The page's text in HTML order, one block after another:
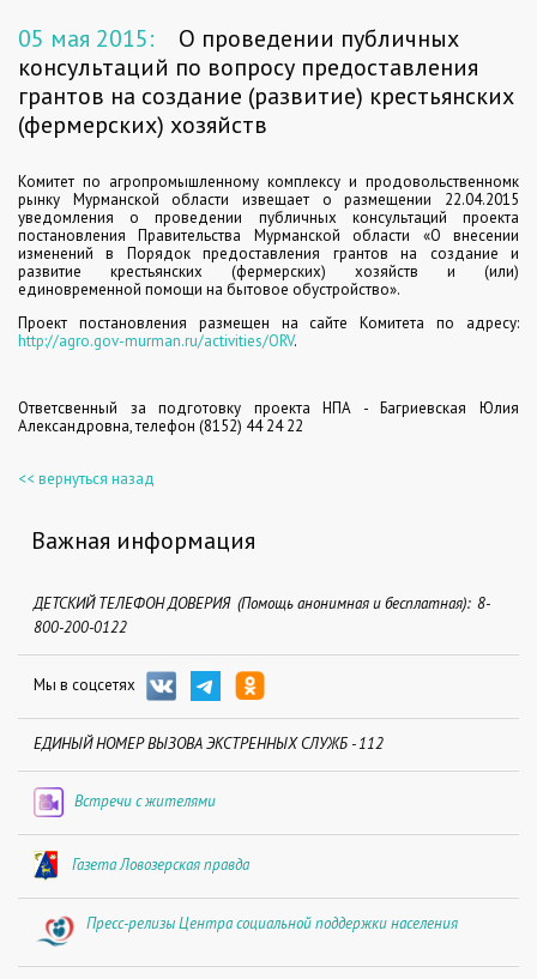
05 мая 2015:
О проведении публичных
консультаций по вопросу предоставления
грантов на создание (развитие) крестьянских
(фермерских) хозяйств
Комитет по агропромышленному комплексу и продовольственномк
рынку Мурманской области извещает о размещении 22.04.2015
уведомления о проведении публичных консультаций проекта
постановления Правительства Мурманской области «О внесении
изменений в Порядок предоставления грантов на создание и
развитие крестьянских (фермерских) хозяйств и (или)
единовременной помощи на бытовое обустройство».
Проект постановления размещен на сайте Комитета по адресу:
http://agro.gov-murman.ru/activities/ORV.
Ответсвенный за подготовку проекта НПА - Багриевская Юлия
Александровна, телефон (8152) 44 24 22
<< вернуться назад
Важная информация
ДЕТСКИЙ ТЕЛЕФОН ДОВЕРИЯ (Помощь анонимная и бесплатная): 8-
800-200-0122
Мы в соцсетях
ЕДИНЫЙ НОМЕР ВЫЗОВА ЭКСТРЕННЫХ СЛУЖБ - 112
Встречи с жителями
Газета Ловозерская правда
Пресс-релизы Центра социальной поддержки населения